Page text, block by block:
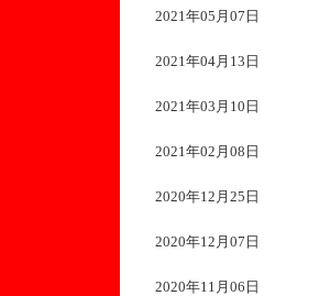
2021年05月07日
2021年04月13日
2021年03月10日
2021年02月08日
2020年12月25日
2020年12月07日
2020年11月06日